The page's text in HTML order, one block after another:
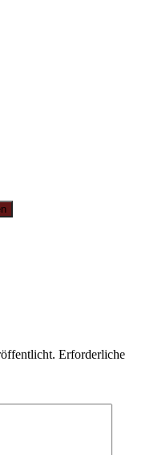
Erforderliche